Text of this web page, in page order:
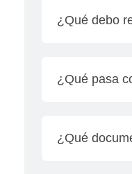
• Llenar
¿Qué debo
fecha,
¿Qué pasa
¿Qué